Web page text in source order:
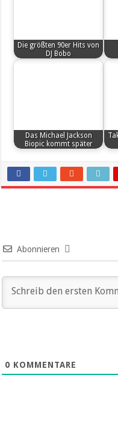
Die größten 90er Hits von
DJ Bobo
Das Michael Jackson
Biopic kommt später
Abonnieren
0 KOMMENTARE